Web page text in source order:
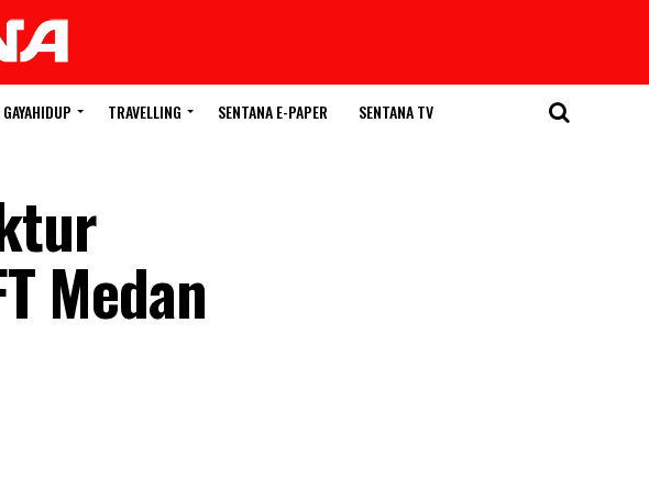
GAYAHIDUP TRAVELLING SENTANA E-PAPER SENTANA TV
Medan